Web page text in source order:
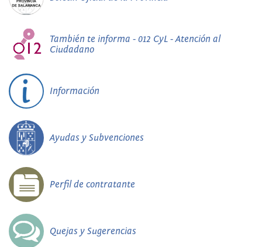
También te informa - 012 CyL - Atención al
Ciudadano
Información
Ayudas y Subvenciones
Perfil de contratante
Quejas y Sugerencias